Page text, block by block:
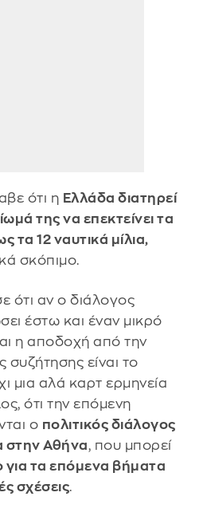
ότι η Ελλάδα διατηρεί
της να επεκτείνει τα
τα 12 ναυτικά μίλια,
σκόπιμο.
ότι αν ο διάλογος
έστω και έναν μικρό
η αποδοχή από την
συζήτησης είναι το
μια αλά καρτ ερμηνεία
ότι την επόμενη
ο πολιτικός διάλογος
στην Αθήνα, που μπορεί
τα επόμενα βήματα
σχέσεις.